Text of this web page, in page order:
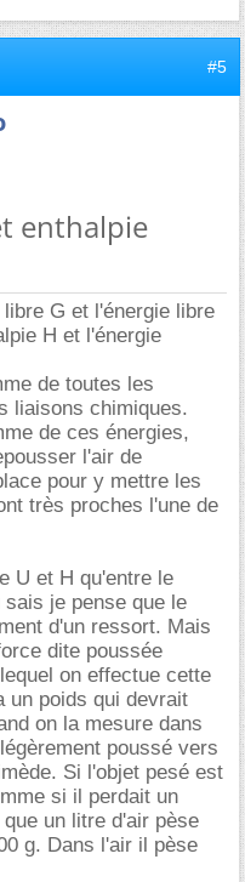
#5
enthalpie
G et l'énergie libre
H et l'énergie
de toutes les
liaisons chimiques.
de ces énergies,
l'air de
pour y mettre les
très proches l'une de
U et H qu'entre le
je pense que le
d'un ressort. Mais
dite poussée
on effectue cette
un poids qui devrait
on la mesure dans
poussé vers
Si l'objet pesé est
si il perdait un
un litre d'air pèse
g. Dans l'air il pèse